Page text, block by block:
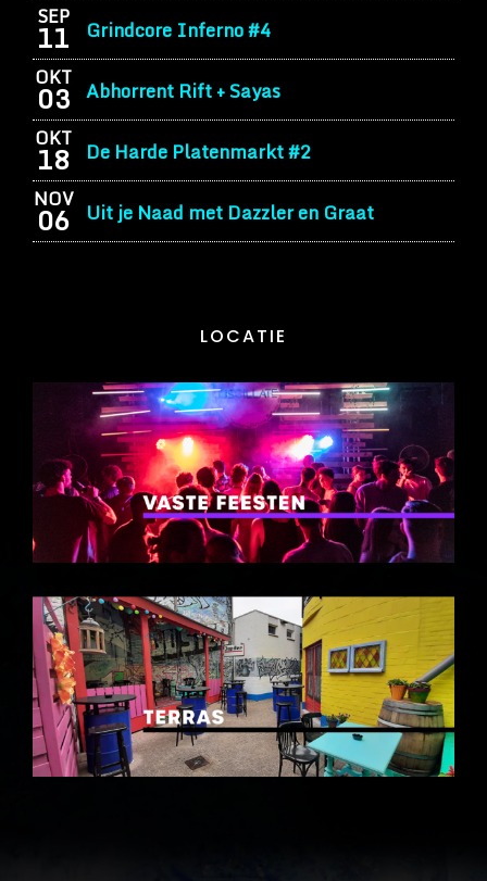
SEP
11 Grindcore Inferno #4
OKT
03 Abhorrent Rift + Sayas
OKT
18 De Harde Platenmarkt #2
NOV
06 Uit je Naad met Dazzler en Graat
LOCATIE